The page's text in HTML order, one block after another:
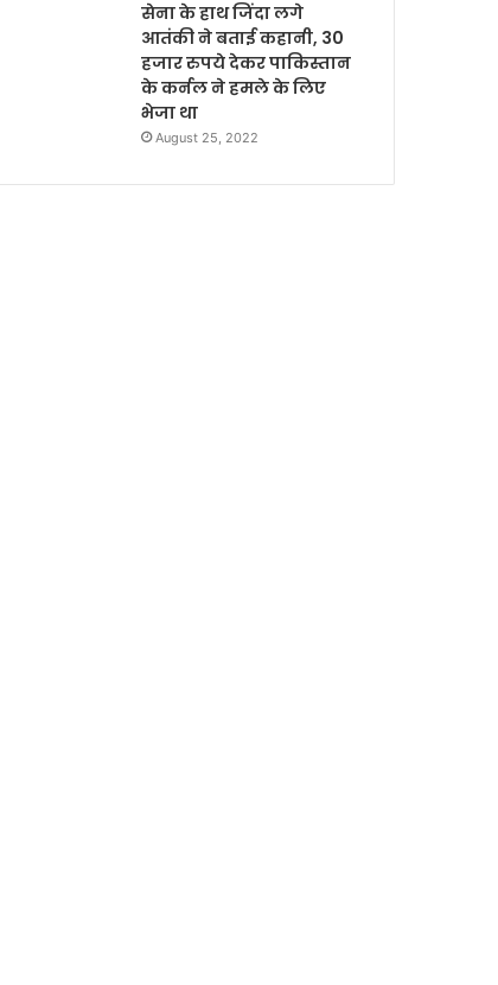
सेना के हाथ जिंदा लगे
आतंकी ने बताई कहानी, 30
हजार रुपये देकर पाकिस्तान
के कर्नल ने हमले के लिए
भेजा था
August 25, 2022